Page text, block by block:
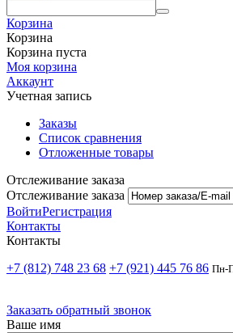
Корзина
Корзина
Корзина пуста
Моя корзина
Аккаунт
Учетная запись
Заказы
Список сравнения
Отложенные товары
Отслеживание заказа
Отслеживание заказа
ВойтиРегистрация
Контакты
Контакты
+7 (812) 748 23 68 +7 (921) 445 76 86 Пн-
Заказать обратный звонок
Ваше имя